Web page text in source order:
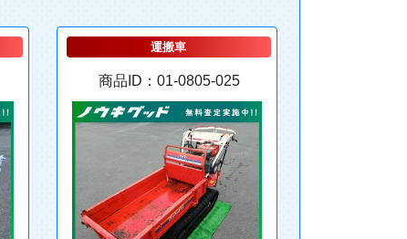
運搬車
商品ID：01-0805-025